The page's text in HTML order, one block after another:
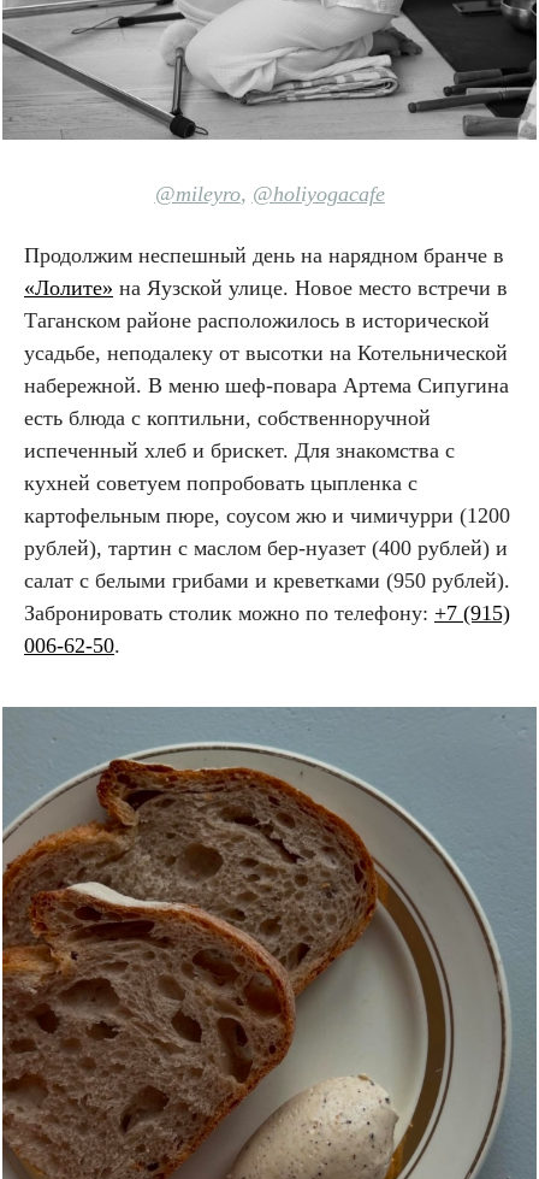
@mileyro, @holiyogacafe
Продолжим неспешный день на нарядном бранче в
«Лолите» на Яузской улице. Новое место встречи в
Таганском районе расположилось в исторической
усадьбе, неподалеку от высотки на Котельнической
набережной. В меню шеф-повара Артема Сипугина
есть блюда с коптильни, собственноручной
испеченный хлеб и брискет. Для знакомства с
кухней советуем попробовать цыпленка с
картофельным пюре, соусом жю и чимичурри (1200
рублей), тартин с маслом бер-нуазет (400 рублей) и
салат с белыми грибами и креветками (950 рублей).
Забронировать столик можно по телефону: +7 (915)
006-62-50.